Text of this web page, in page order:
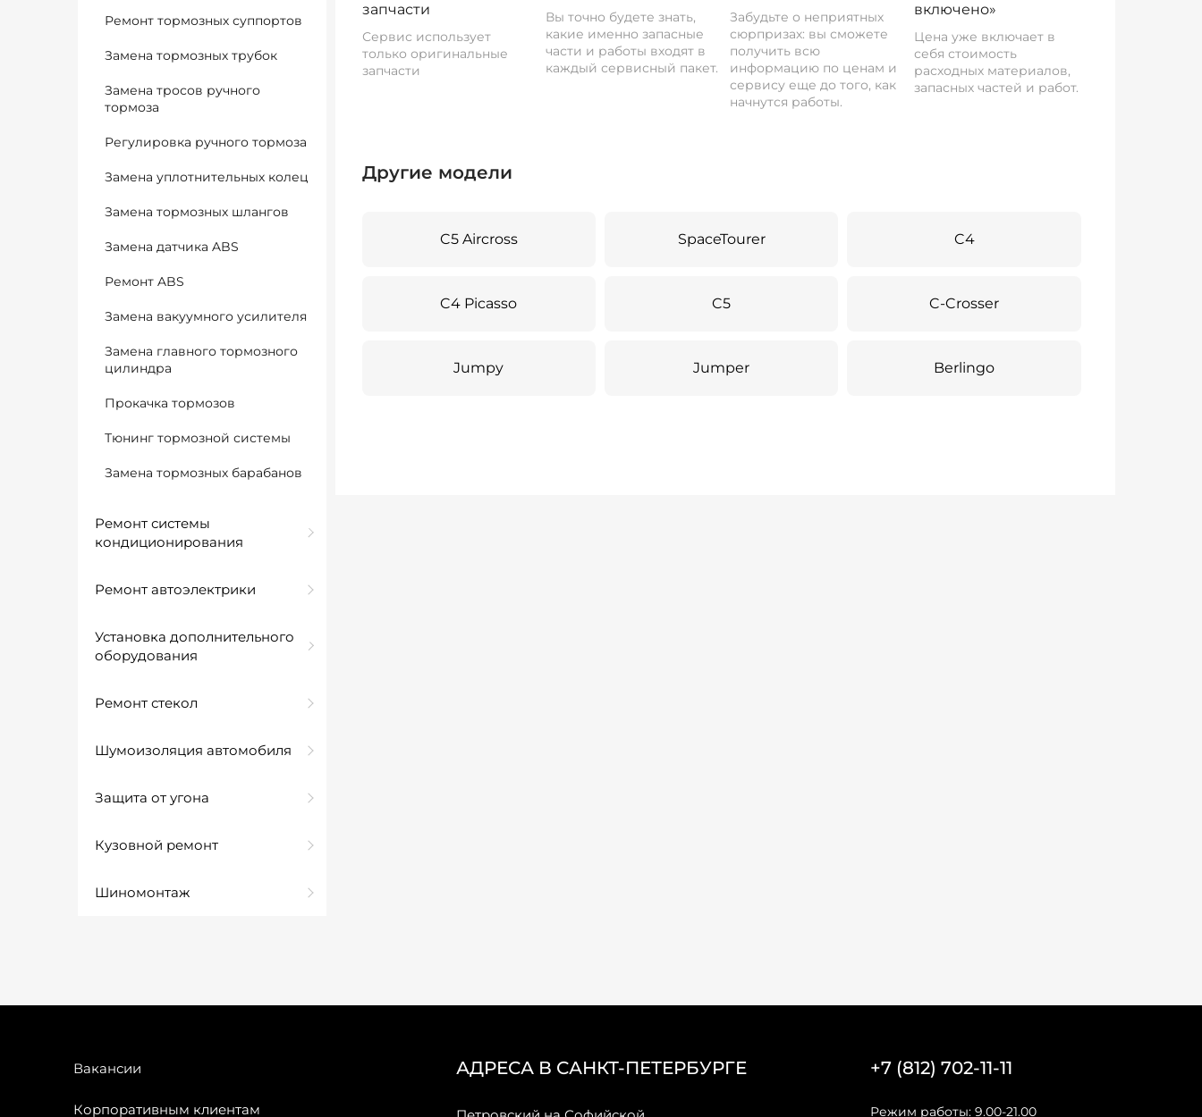
Ремонт тормозных суппортов
Замена тормозных трубок
Замена тросов ручного
тормоза
Регулировка ручного тормоза
Замена уплотнительных колец
Замена тормозных шлангов
Замена датчика ABS
Ремонт ABS
Замена вакуумного усилителя
Замена главного тормозного
цилиндра
Прокачка тормозов
Тюнинг тормозной системы
Замена тормозных барабанов
Ремонт системы
кондиционирования
Ремонт автоэлектрики
Установка дополнительного
оборудования
Ремонт стекол
Шумоизоляция автомобиля
Защита от угона
Кузовной ремонт
Шиномонтаж
запчасти
Сервис использует
только оригинальные
запчасти
Вы точно будете знать,
какие именно запасные
части и работы входят в
каждый сервисный пакет.
Забудьте о неприятных
сюрпризах: вы сможете
получить всю
информацию по ценам и
сервису еще до того, как
начнутся работы.
включено»
Цена уже включает в
себя стоимость
расходных материалов,
запасных частей и работ.
Другие модели
C5 Aircross SpaceTourer C4
C4 Picasso C5 C-Crosser
Jumpy Jumper Berlingo
Вакансии
Корпоративным клиентам
АДРЕСА В САНКТ-ПЕТЕРБУРГЕ +7 (812) 702-11-11
Режим работы: 9.00-21.00